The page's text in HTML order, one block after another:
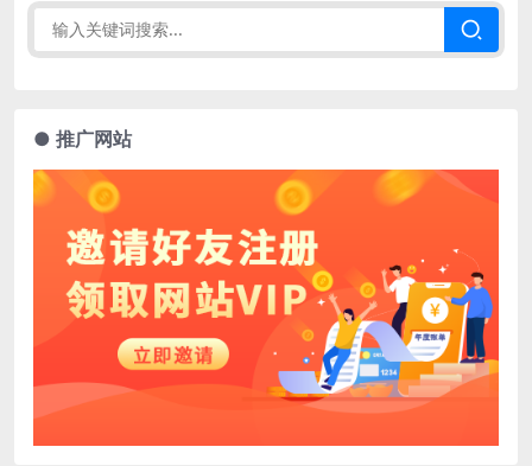
● 推广网站